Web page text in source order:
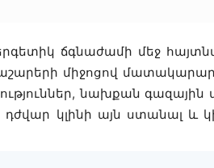
ճգնաժամի մեջ
միջոցով
նախքան գազային
կլինի այն ստանալ և